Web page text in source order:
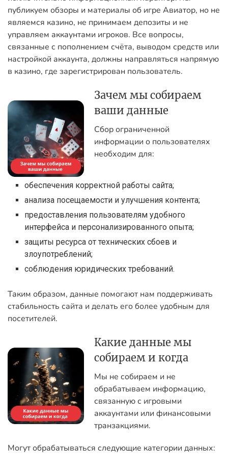
публикуем обзоры и материалы об игре Авиатор, но не
являемся казино, не принимаем депозиты и не
управляем аккаунтами игроков. Все вопросы,
связанные с пополнением счёта, выводом средств или
настройкой аккаунта, должны направляться напрямую
в казино, где зарегистрирован пользователь.
Зачем мы собираем
ваши данные
Сбор ограниченной
информации о пользователях
необходим для:
обеспечения корректной работы сайта;
анализа посещаемости и улучшения контента;
предоставления пользователям удобного
интерфейса и персонализированного опыта;
защиты ресурса от технических сбоев и
злоупотреблений;
соблюдения юридических требований.
Таким образом, данные помогают нам поддерживать
стабильность сайта и делать его более удобным для
посетителей.
Какие данные мы
собираем и когда
Мы не собираем и не
обрабатываем информацию,
связанную с игровыми
аккаунтами или финансовыми
транзакциями.
Могут обрабатываться следующие категории данных: